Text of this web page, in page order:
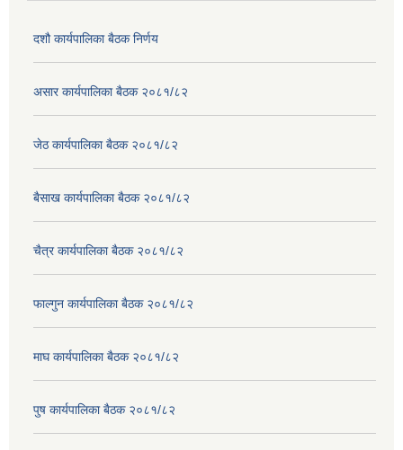
दशौ कार्यपालिका बैठक निर्णय
असार कार्यपालिका बैठक २०८१/८२
जेठ कार्यपालिका बैठक २०८१/८२
बैसाख कार्यपालिका बैठक २०८१/८२
चैत्र कार्यपालिका बैठक २०८१/८२
फाल्गुन कार्यपालिका बैठक २०८१/८२
माघ कार्यपालिका बैठक २०८१/८२
पुष कार्यपालिका बैठक २०८१/८२